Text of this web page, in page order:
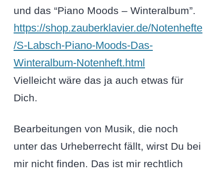
und das “Piano Moods – Winteralbum”.
https://shop.zauberklavier.de/Notenhefte
/S-Labsch-Piano-Moods-Das-
Winteralbum-Notenheft.html
Vielleicht wäre das ja auch etwas für
Dich.
Bearbeitungen von Musik, die noch
unter das Urheberrecht fällt, wirst Du bei
mir nicht finden. Das ist mir rechtlich